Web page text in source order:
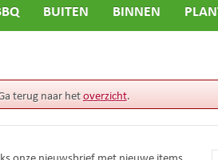
BUITEN BINNEN
terug naar hetoverzicht.